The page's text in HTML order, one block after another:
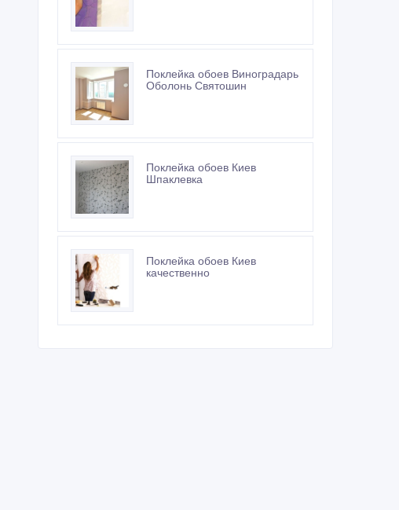
Поклейка обоев Виноградарь
Оболонь Святошин
Поклейка обоев Киев
Шпаклевка
Поклейка обоев Киев
качественно